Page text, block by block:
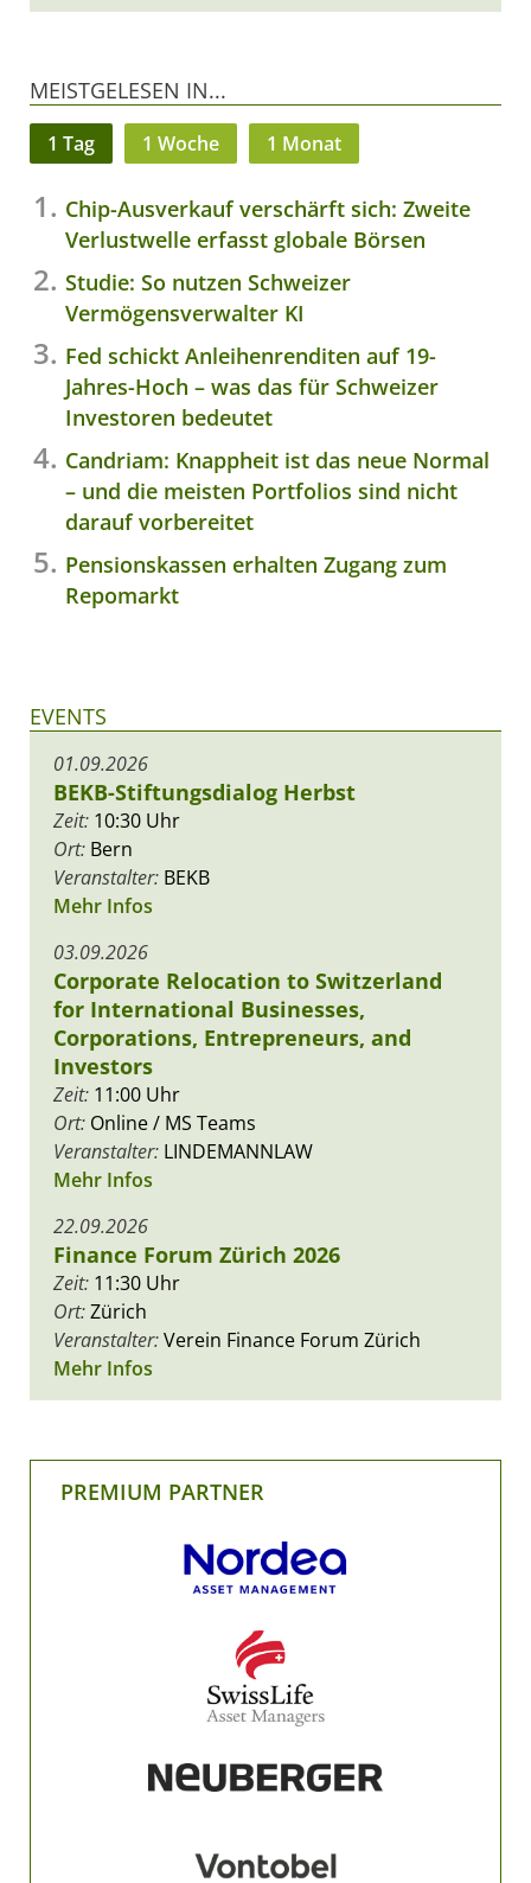
MEISTGELESEN IN...
1 Tag 1 Woche 1 Monat
Chip-Ausverkauf verschärft sich: Zweite
Verlustwelle erfasst globale Börsen
Studie: So nutzen Schweizer
Vermögensverwalter KI
Fed schickt Anleihenrenditen auf 19-
Jahres-Hoch – was das für Schweizer
Investoren bedeutet
Candriam: Knappheit ist das neue Normal
– und die meisten Portfolios sind nicht
darauf vorbereitet
Pensionskassen erhalten Zugang zum
Repomarkt
EVENTS
01.09.2026
BEKB-Stiftungsdialog Herbst
Zeit: 10:30 Uhr
Ort: Bern
Veranstalter: BEKB
Mehr Infos
03.09.2026
Corporate Relocation to Switzerland
for International Businesses,
Corporations, Entrepreneurs, and
Investors
Zeit: 11:00 Uhr
Ort: Online / MS Teams
Veranstalter: LINDEMANNLAW
Mehr Infos
22.09.2026
Finance Forum Zürich 2026
Zeit: 11:30 Uhr
Ort:Zürich
Veranstalter:Verein Finance Forum Zürich
Mehr Infos
PREMIUM PARTNER